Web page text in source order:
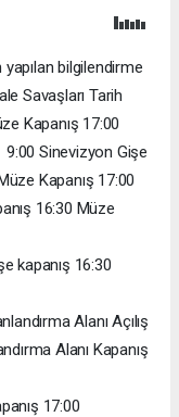
yapılan bilgilendirme
Savaşları Tarih
Kapanış 17:00
9:00 Sinevizyon Gişe
Kapanış 17:00
16:30 Müze
kapanış 16:30
Alanı Açılış
Alanı Kapanış
17:00